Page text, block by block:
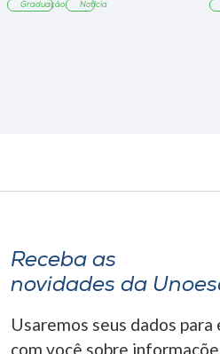
Graduação Notícia
Receba as
novidades da
Usaremos seus dados
com você sobre